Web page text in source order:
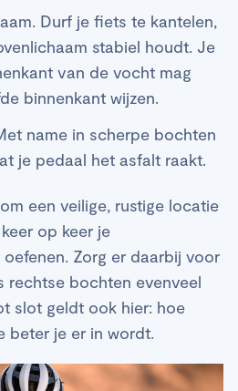
Durf je fiets te kantelen,
stabiel houdt. Je
van de vocht mag
binnenkant wijzen.
name in scherpe bochten
je pedaal het asfalt raakt.
een veilige, rustige locatie
op keer je
Zorg er daarbij voor
rechtse bochten evenveel
slot geldt ook hier: hoe
beter je er in wordt.